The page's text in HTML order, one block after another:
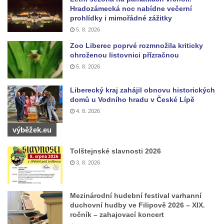
Sadech v Českých Budějovicích
Poslední dochovaný tramvajový sloup na
Pražské třídě v Českých Budějovicích
Socha Civilizovaní na Husově třídě v
Českých Budějovicích
Socha svatého Jana Nepomuckého Na
Sadech u Mlýnské stoky v Českých
Budějovicích
Sochy brouků u Mlýnské stoky v Českých
Budějovicích
Socha svatého Vincence Ferrerského na
nádvoří kláštera dominikánů v Českých
Budějovicích
Socha svatého Zachariáše na nádvoří
kláštera dominikánů v Českých
Budějovicích
Hradozámecká noc nabídne večerní
prohlídky i mimořádné zážitky
5. 8. 2026
Zoo Liberec poprvé rozmnožila kriticky
ohroženou listovnici přízračnou
5. 8. 2026
Liberecký kraj zahájil obnovu historických
domů u Vodního hradu v České Lípě
4. 8. 2026
výběžek.eu
Tolštejnské slavnosti 2026
3. 8. 2026
Mezinárodní hudební festival varhanní
duchovní hudby ve Filipově 2026 – XIX.
ročník – zahajovací koncert